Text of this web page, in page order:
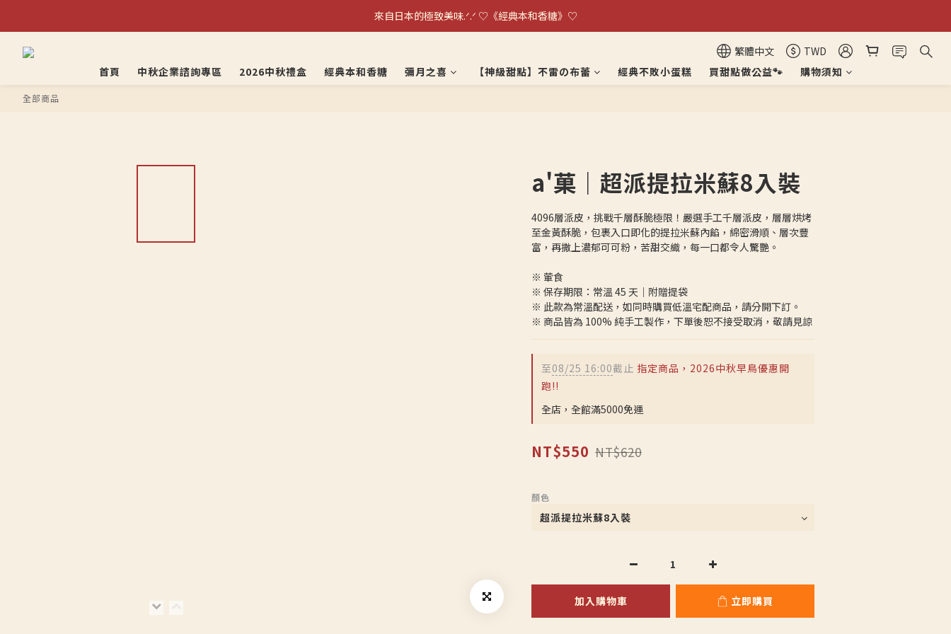
單日銷量破千盒！！日本超夯伴手禮不雷の布蕾～
來自日本的極致美味.ᐟ.ᐟ ♡《經典本和香糖》♡
繁體中文
TWD
首頁
中秋企業諮詢專區 2026中秋禮盒 經典本和香糖 彌月之喜 【神級甜點】不雷の布蕾 經典不敗小蛋糕 買甜點做公益🐾 購物須知
全部商品
a'菓｜超派提拉米蘇8入裝
4096層派皮，挑戰千層酥脆極限！嚴選手工千層派皮，層層烘烤
至金黃酥脆，包裹入口即化的提拉米蘇內餡，綿密滑順、層次豐
富，再撒上濃郁可可粉，苦甜交織，每一口都令人驚艷。
※ 葷食
※ 保存期限：常溫 45 天｜附贈提袋
※ 此款為常溫配送，如同時購買低溫宅配商品，請分開下訂。
※ 商品皆為 100% 純手工製作，下單後恕不接受取消，敬請見諒
至08/25 16:00截止 指定商品，2026中秋早鳥優惠開
跑!!
全店，全館滿5000免運
NT$550 NT$620
顏色
加入購物車 立即購買